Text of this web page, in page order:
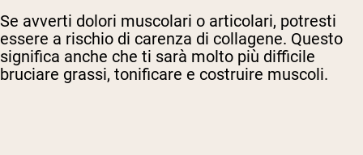
Se avverti dolori muscolari o articolari, potresti
essere a rischio di carenza di collagene. Questo
significa anche che ti sarà molto più difficile
bruciare grassi, tonificare e costruire muscoli.